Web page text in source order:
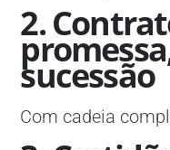
2.
sucessão
Com cadeia